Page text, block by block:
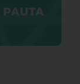
PAUTA